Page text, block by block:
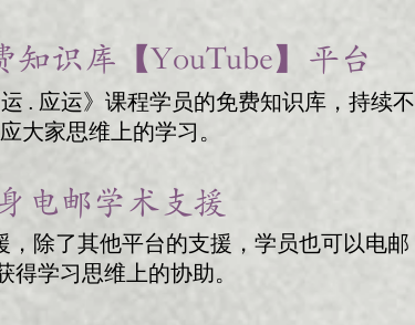
识库【YouTube】平台
. 应运》课程学员的免费知识库，持续不
大家思维上的学习。
电邮学术支援​
除了其他平台的支援，学员也可以电邮
得学习思维上的协助。